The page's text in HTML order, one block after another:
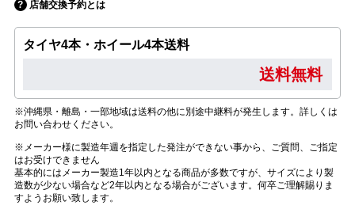
店舗交換予約とは
タイヤ4本・ホイール4本送料
送料無料
※沖縄県・離島・一部地域は送料の他に別途中継料が発生します。詳しくは
お問い合わせください。
※メーカー様に製造年週を指定した発注ができない事から、ご質問、ご指定
はお受けできません
基本的にはメーカー製造1年以内となる商品が多数ですが、サイズにより製
造数が少ない場合など2年以内となる場合がございます。何卒ご理解賜りま
すようお願い致します。